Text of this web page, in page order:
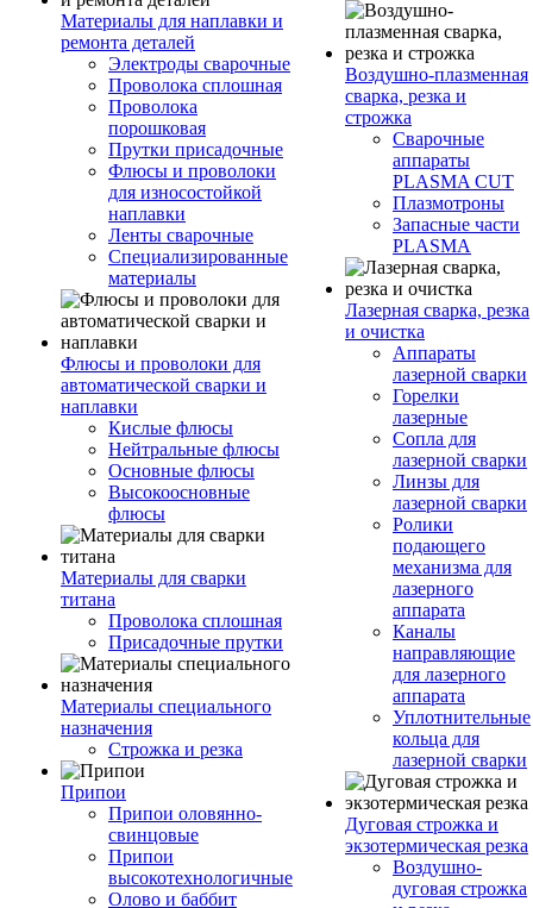
Материалы для наплавки и
ремонта деталей
Электроды сварочные
Проволока сплошная
Проволока
порошковая
Прутки присадочные
Флюсы и проволоки
для износостойкой
наплавки
Ленты сварочные
Специализированные
материалы
Флюсы и проволоки для
автоматической сварки и
наплавки
Кислые флюсы
Нейтральные флюсы
Основные флюсы
Высокоосновные
флюсы
Материалы для сварки
титана
Проволока сплошная
Присадочные прутки
Материалы специального
назначения
Строжка и резка
Припои
Припои оловянно-
свинцовые
Припои
высокотехнологичные
Олово и баббит
Воздушно-плазменная
сварка, резка и
строжка
Сварочные
аппараты
PLASMA CUT
Плазмотроны
Запасные части
PLASMA
Лазерная сварка, резка
и очистка
Аппараты
лазерной сварки
Горелки
лазерные
Сопла для
лазерной сварки
Линзы для
лазерной сварки
Ролики
подающего
механизма для
лазерного
аппарата
Каналы
направляющие
для лазерного
аппарата
Уплотнительные
кольца для
лазерной сварки
Дуговая строжка и
экзотермическая резка
Воздушно-
дуговая строжка